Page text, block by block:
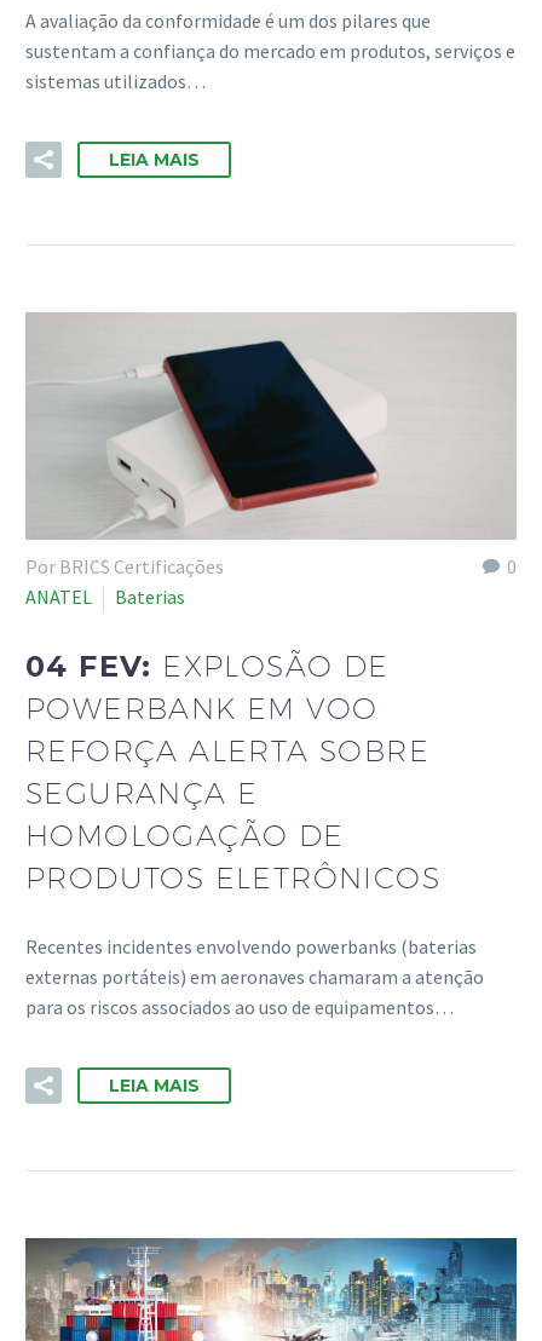
A avaliação da conformidade é um dos pilares que
sustentam a confiança do mercado em produtos, serviços e
sistemas utilizados…
LEIA MAIS
0
Por BRICS Certificações
ANATEL
Baterias
04 FEV: EXPLOSÃO DE
POWERBANK EM VOO
REFORÇA ALERTA SOBRE
SEGURANÇA E
HOMOLOGAÇÃO DE
PRODUTOS ELETRÔNICOS
Recentes incidentes envolvendo powerbanks (baterias
externas portáteis) em aeronaves chamaram a atenção
para os riscos associados ao uso de equipamentos…
LEIA MAIS